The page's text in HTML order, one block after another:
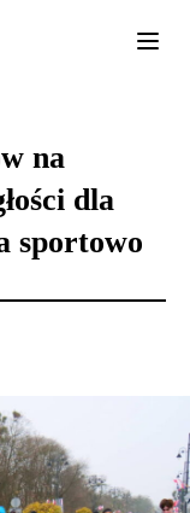
na
dla
sportowo